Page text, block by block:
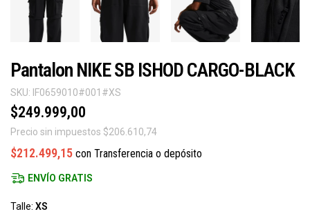
Pantalon NIKE SB ISHOD CARGO-BLACK
SKU: IF0659010#001#XS
$249.999,00
Precio sin impuestos $206.610,74
$212.499,15 con Transferencia o depósito
ENVÍO GRATIS
Talle: XS